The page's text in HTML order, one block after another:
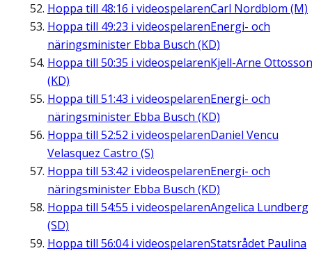
Hoppa till 48:16 i videospelarenCarl Nordblom (M)
Hoppa till 49:23 i videospelarenEnergi- och
näringsminister Ebba Busch (KD)
Hoppa till 50:35 i videospelarenKjell-Arne Ottosson
(KD)
Hoppa till 51:43 i videospelarenEnergi- och
näringsminister Ebba Busch (KD)
Hoppa till 52:52 i videospelarenDaniel Vencu
Velasquez Castro (S)
Hoppa till 53:42 i videospelarenEnergi- och
näringsminister Ebba Busch (KD)
Hoppa till 54:55 i videospelarenAngelica Lundberg
(SD)
Hoppa till 56:04i videospelarenStatsrådet Paulina